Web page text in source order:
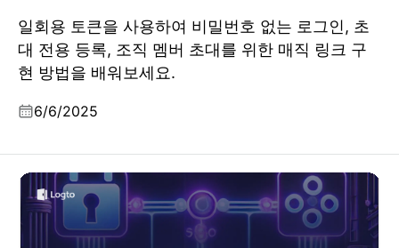
일회용 토큰을 사용하여 비밀번호 없는 로그인, 초
대 전용 등록, 조직 멤버 초대를 위한 매직 링크 구
현 방법을 배워보세요.
6/6/2025
IAM 보안: 기초부터 고급 보호까지 (모범 사례 2025)